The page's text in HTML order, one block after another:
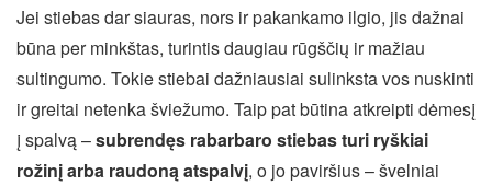
Jei stiebas dar siauras, nors ir pakankamo ilgio, jis dažnai
būna per minkštas, turintis daugiau rūgščių ir mažiau
sultingumo. Tokie stiebai dažniausiai sulinksta vos nuskinti
ir greitai netenka šviežumo. Taip pat būtina atkreipti dėmesį
į spalvą –subrendęs rabarbaro stiebas turi ryškiai
rožinį arba raudoną atspalvį, o jo paviršius – švelniai